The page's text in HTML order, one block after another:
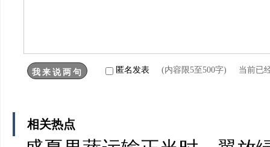
匿名发表 (内容限5至500字) 当前已
相关热点